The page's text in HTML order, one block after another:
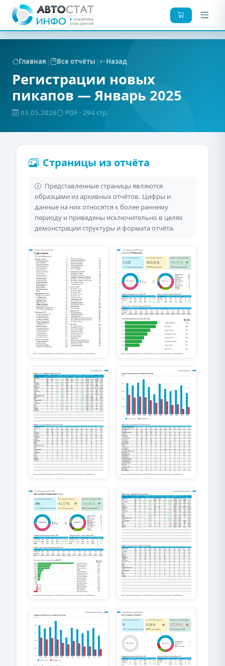
Главная | Все отчёты | Назад
Регистрации новых
пикапов — Январь 2025
03.05.2026 PDF · 294 стр.
Страницы из отчёта
Представленные страницы являются
образцами из архивных отчётов. Цифры и
данные на них относятся к более раннему
периоду и приведены исключительно в целях
демонстрации структуры и формата отчёта.